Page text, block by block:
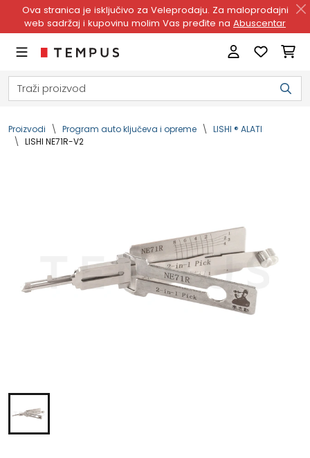
Ova stranica je isključivo za Veleprodaju. Za maloprodajni
web sadržaj i kupovinu molim Vas pređite na Abuscentar
Proizvodi Program auto ključeva i opreme
LISHI ® ALATI
LISHI NE71R-V2